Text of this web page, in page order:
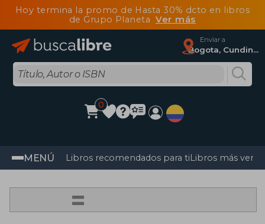
Hoy termina la promo de Hasta 30% dcto en libros
de Grupo Planeta Ver más
Enviar a
Bogota, Cundinamarca
0
MENÚ Libros recomendados para tiLibros más
=